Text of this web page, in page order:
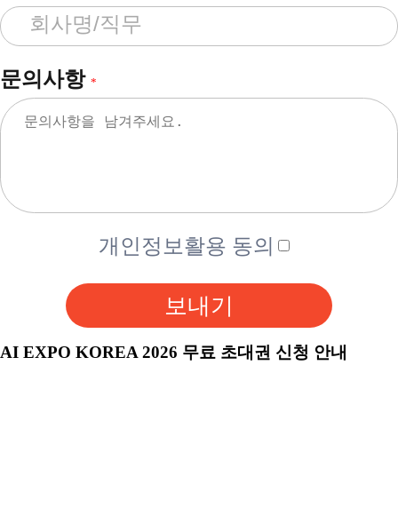
문의사항 *
개인정보활용 동의
보내기
AI EXPO KOREA 2026 무료 초대권 신청 안내